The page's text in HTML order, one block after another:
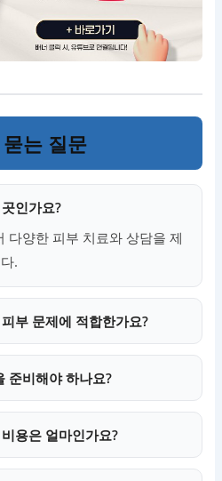
는 질문
인가요?
다양한 피부 치료와 상담을 제
.
부 문제에 적합한가요?
준비해야 하나요?
용은 얼마인가요?